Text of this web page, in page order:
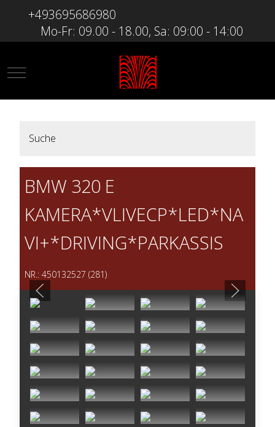
+493695686980
Mo-Fr: 09.00 - 18.00, Sa: 09:00 - 14:00
Mobile Menu Toggle
Suche
BMW 320 E
KAMERA*VLIVECP*LED*NA
VI+*DRIVING*PARKASSIS
NR.: 450132527 (281)